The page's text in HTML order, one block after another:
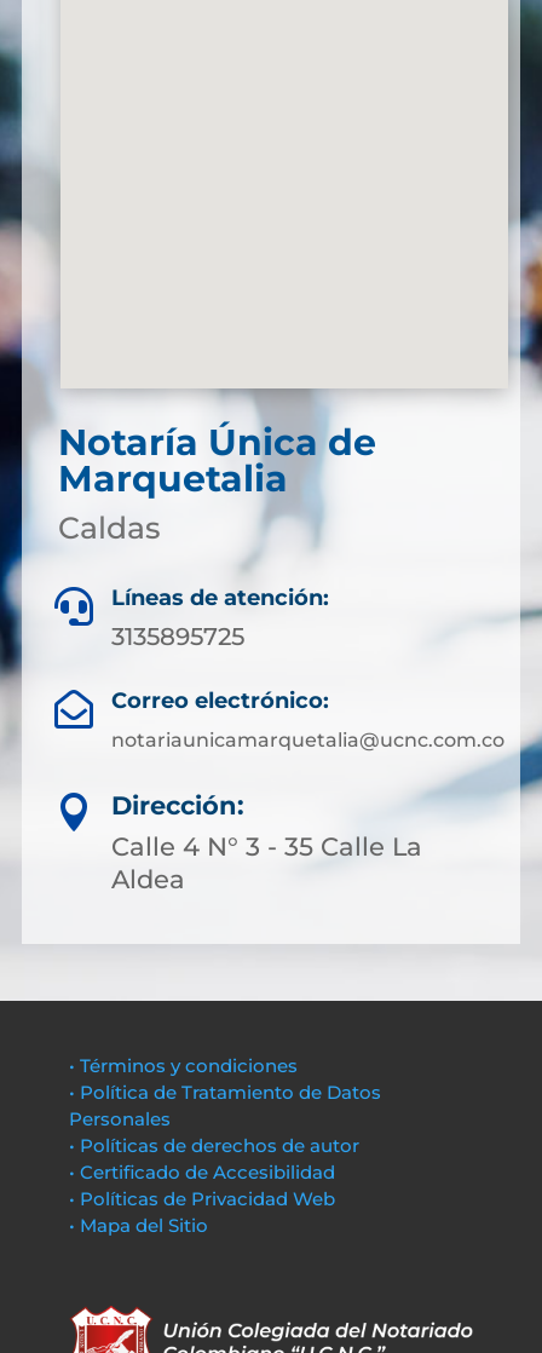
Notaría Única de
Marquetalia
Caldas
 Líneas de atención:
3135895725
 Correo electrónico:
notariaunicamarquetalia@ucnc.com.co

Dirección:
Calle 4 N° 3 - 35 Calle La
Aldea
• Términos y condiciones
• Política de Tratamiento de Datos
Personales
• Políticas de derechos de autor
• Certificado de Accesibilidad
• Políticas de Privacidad Web
• Mapa del Sitio